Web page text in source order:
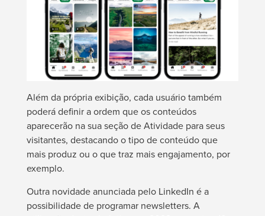
Além da própria exibição, cada usuário também
poderá definir a ordem que os conteúdos
aparecerão na sua seção de Atividade para seus
visitantes, destacando o tipo de conteúdo que
mais produz ou o que traz mais engajamento, por
exemplo.
Outra novidade anunciada pelo LinkedIn é a
possibilidade de programar newsletters. A